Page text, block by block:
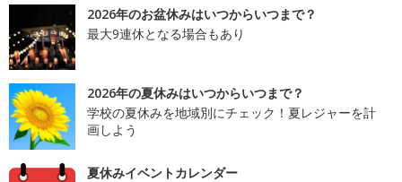
2026年のお盆休みはいつからいつまで？
最大9連休となる場合もあり
2026年の夏休みはいつからいつまで？
学校の夏休みを地域別にチェック！夏レジャーを計
画しよう
夏休みイベントカレンダー